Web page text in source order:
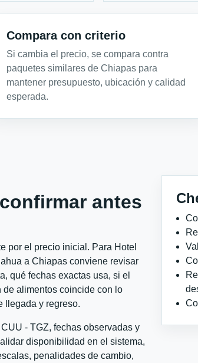
Compara con criterio
Si cambia el precio, se compara contra
paquetes similares de Chiapas para
mantener presupuesto, ubicación y calidad
esperada.
antes
por el precio inicial. Para Hotel
a Chiapas conviene revisar
qué fechas exactas usa, si el
alimentos coincide con lo
llegada y regreso.
- TGZ, fechas observadas y
disponibilidad en el sistema,
penalidades de cambio,